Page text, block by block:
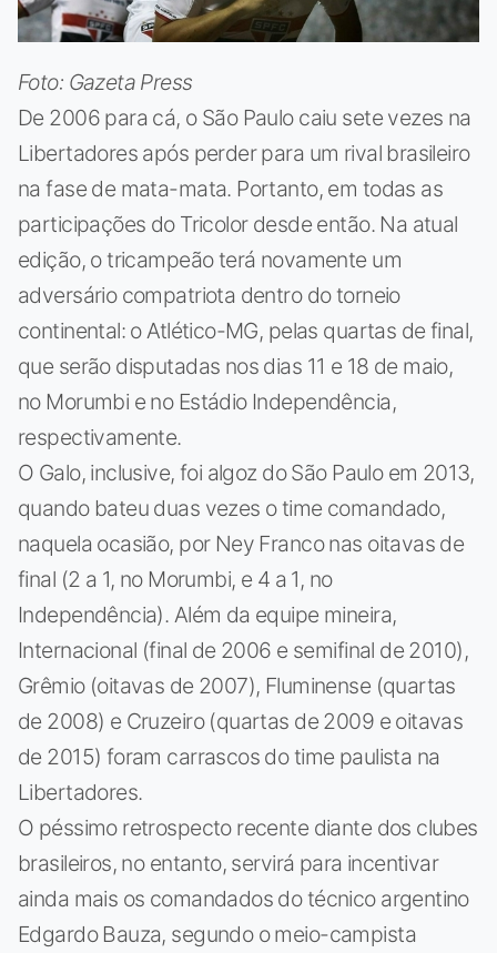
Foto: Gazeta Press
De 2006 para cá, o São Paulo caiu sete vezes na
Libertadores após perder para um rival brasileiro
na fase de mata-mata. Portanto, em todas as
participações do Tricolor desde então. Na atual
edição, o tricampeão terá novamente um
adversário compatriota dentro do torneio
continental: o Atlético-MG, pelas quartas de final,
que serão disputadas nos dias 11 e 18 de maio,
no Morumbi e no Estádio Independência,
respectivamente.
O Galo, inclusive, foi algoz do São Paulo em 2013,
quando bateu duas vezes o time comandado,
naquela ocasião, por Ney Franco nas oitavas de
final (2 a 1, no Morumbi, e 4 a 1, no
Independência). Além da equipe mineira,
Internacional (final de 2006 e semifinal de 2010),
Grêmio (oitavas de 2007), Fluminense (quartas
de 2008) e Cruzeiro (quartas de 2009 e oitavas
de 2015) foram carrascos do time paulista na
Libertadores.
O péssimo retrospecto recente diante dos clubes
brasileiros, no entanto, servirá para incentivar
ainda mais os comandados do técnico argentino
Edgardo Bauza, segundo o meio-campista